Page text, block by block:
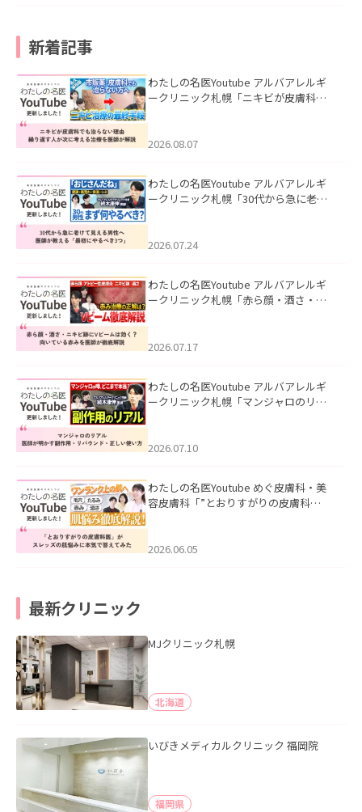
新着記事
わたしの名医Youtube アルバアレルギ
ークリニック札幌「ニキビが皮膚科で
ました。
2026.08.07
わたしの名医Youtube アルバアレルギ
ークリニック札幌「30代から急に老け
た。
2026.07.24
わたしの名医Youtube アルバアレルギ
ークリニック札幌「赤ら顔・酒さ・ニ
した。
2026.07.17
わたしの名医Youtube アルバアレルギ
ークリニック札幌「マンジャロのリア
た。
2026.07.10
わたしの名医Youtube めぐ皮膚科・美
容皮膚科「”とおりすがりの皮膚科
2026.06.05
最新クリニック
MJクリニック札幌
北海道
いびきメディカルクリニック 福岡院
福岡県